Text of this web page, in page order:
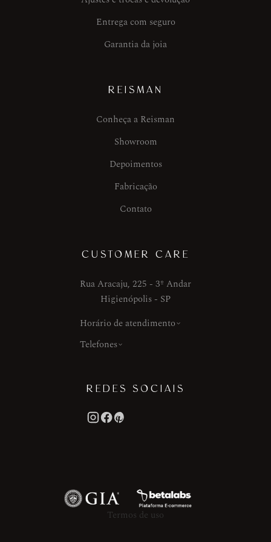
Entrega com seguro
Garantia da joia
REISMAN
Conheça a Reisman
Showroom
Depoimentos
Fabricação
Contato
CUSTOMER CARE
Rua Aracaju, 225 - 3º Andar
Higienópolis - SP
Horário de atendimento
Telefones
REDES SOCIAIS
Termos de uso